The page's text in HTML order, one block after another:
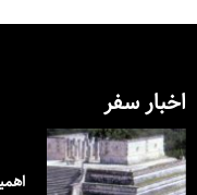
اخبار سفر